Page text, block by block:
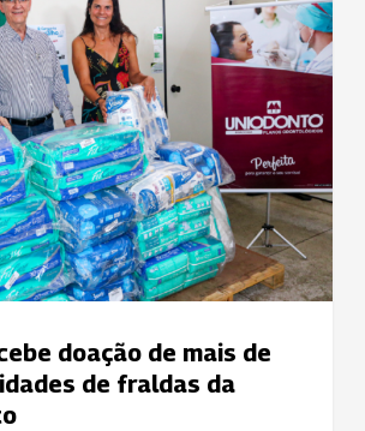
doação de mais de
de fraldas da